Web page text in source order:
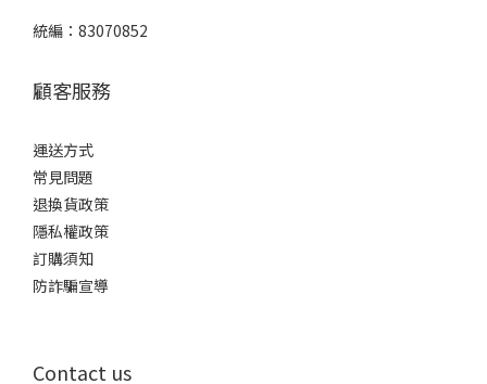
統編：83070852
顧客服務
運送方式
常見問題
退換貨政策
隱私權政策
訂購須知
防詐騙宣導
Contact us